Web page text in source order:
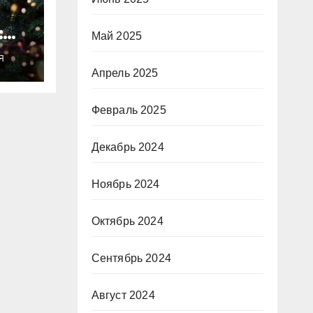
Май 2025
Апрель 2025
Февраль 2025
Декабрь 2024
Ноябрь 2024
Октябрь 2024
Сентябрь 2024
Август 2024